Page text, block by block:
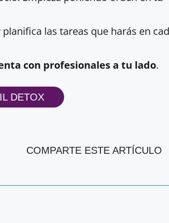
las tareas que harás en
con profesionales a tu lado.
DETOX
COMPARTE ESTE ARTÍCULO